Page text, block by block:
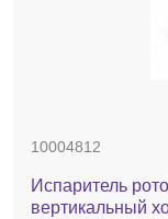
10004812
Испаритель
вертикальный